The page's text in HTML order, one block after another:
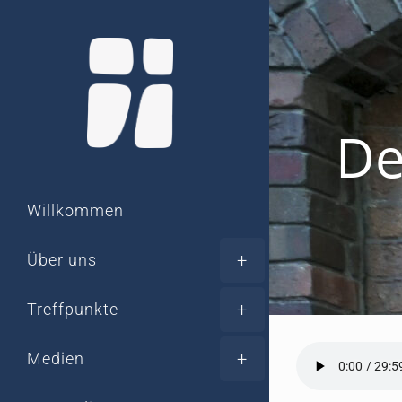
Zum
Inhalt
springen
Willkommen
Über uns
Treffpunkte
Medien